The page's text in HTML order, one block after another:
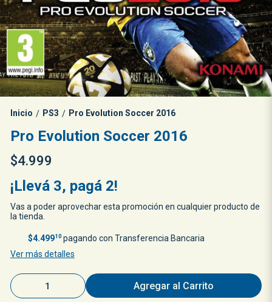
Inicio / PS3 / Pro Evolution Soccer 2016
Pro Evolution Soccer 2016
$4.999
¡Llevá 3, pagá 2!
Vas a poder aprovechar esta promoción en cualquier producto de
la tienda.
$4.49910pagando con Transferencia Bancaria
Ver más detalles
Agregar al Carrito